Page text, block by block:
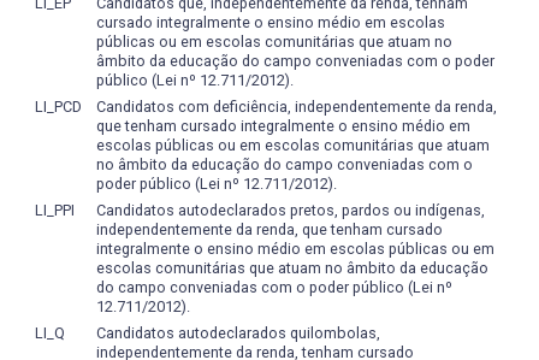
biomecânicas, psicocorporais, cinesioterápicas entre
outras;
• conhecer a tecnologia assistiva e acessibilidade, através
da indicação, confecção e treinamento de dispositivos
adaptativos;
• desenvolver atividades profissionais com diferentes
grupos populacionais, tais como prescrever, ministrar e
supervisionar terapia física;
• vivenciar atividades profissionais nos diferentes
equipamentos sociais e de saúde, sejam hospitais,
unidades básicas de saúde, comunidades, instituições em
regime aberto ou fechado, creches, centros de referência,
convivência e de reabilitação, cooperativas, oficinas,
instituições abrigadas e empresas, dentre outros;
construção e gestão coletiva e democrática do projeto
pedagógico; de abordagem interdisciplinar do
conhecimento; da unicidade entre teoria-prática e da
articulação pedagógica entre conhecimentos de
formação geral e específica. Nesta proposta como ideia
básica tem-se que o aluno deverá ser estimulado para o
desenvolvimento de plenas potencialidades. Tanto na
área da cultura mais específica, como nas diversas
formas de atividades desenvolvidas na Fisioterapia, como
também do desenvolvimento do espírito científico-
reflexivo. Pretende-se um currículo aberto que possa
privilegiar a cultura científica de base em
ciênciashumanas, sociais e biológicas, de modo a
contribuir para a formação democrática, responsável e
cursado integralmente o ensino médio em escolas
públicas ou em escolas comunitárias que atuam no
âmbito da educação do campo conveniadas com o poder
público (Lei nº 12.711/2012).
LI_PCD
Candidatos com deficiência, independentemente da renda,
que tenham cursado integralmente o ensino médio em
escolas públicas ou em escolas comunitárias que atuam
no âmbito da educação do campo conveniadas com o
poder público (Lei nº 12.711/2012).
LI_PPI
Candidatos autodeclarados pretos, pardos ou indígenas,
independentemente da renda, que tenham cursado
integralmente o ensino médio em escolas públicas ou em
escolas comunitárias que atuam no âmbito da educação
do campo conveniadas com o poder público (Lei nº
12.711/2012).
LI_Q
Candidatos autodeclarados quilombolas,
independentemente da renda, tenham cursado